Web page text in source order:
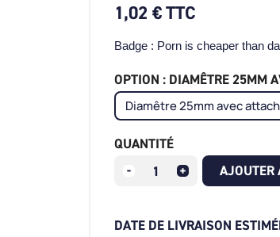
1,02 €TTC
Badge : Porn is cheaper than
OPTION : DIAMÊTRE 25MM
QUANTITÉ
AJOUTER
DATE DE LIVRAISON